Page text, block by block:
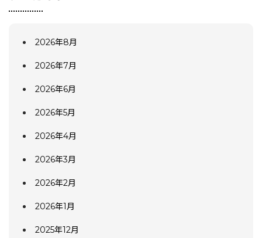
2026年8月
2026年7月
2026年6月
2026年5月
2026年4月
2026年3月
2026年2月
2026年1月
2025年12月